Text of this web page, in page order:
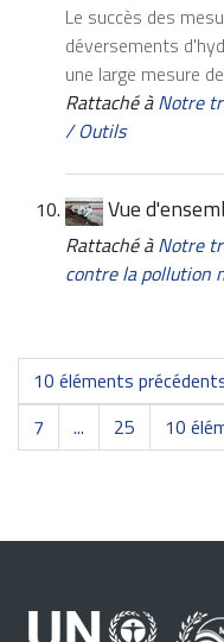
Le succès des
déversements
une large mesure
Rattaché à Notre
/ Outils
Vue
Rattaché à Notre
contre la pollution
10 éléments
7
... 25 10